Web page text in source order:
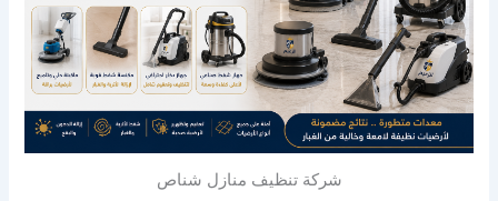
شركة تنظيف منازل شناص